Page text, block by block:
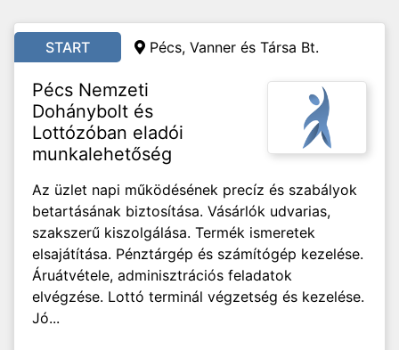
START Pécs, Vanner és Társa Bt.
Pécs Nemzeti
Dohánybolt és
Lottózóban eladói
munkalehetőség
Az üzlet napi működésének precíz és szabályok
betartásának biztosítása. Vásárlók udvarias,
szakszerű kiszolgálása. Termék ismeretek
elsajátítása. Pénztárgép és számítógép kezelése.
Áruátvétele, adminisztrációs feladatok
elvégzése. Lottó terminál végzetség és kezelése.
Jó...